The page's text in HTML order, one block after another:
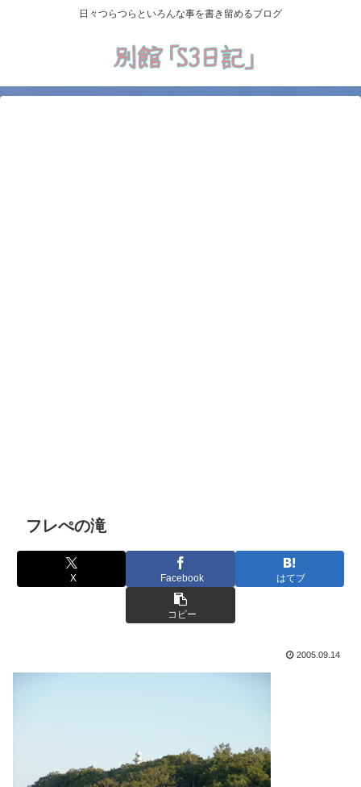
日々つらつらといろんな事を書き留めるブログ
フレぺの滝
X Facebook はてブ
コピー
2005.09.14